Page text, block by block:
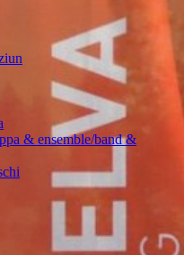
& ensemble/band &